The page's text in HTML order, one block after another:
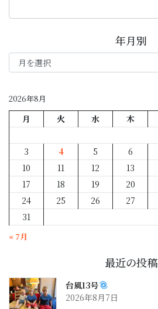
年月別
年
月
2026年8月
月 火 水 木
3
4 5 6
10
11 12 13
17
18 19 20
24
25 26 27
31
« 7月
最近の投稿
台風13号
2026年8月7日